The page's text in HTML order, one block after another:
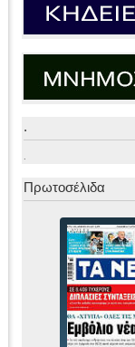
.
.
Πρωτοσέλιδα